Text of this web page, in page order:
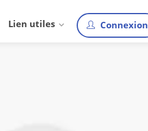
Lien utiles Connexion